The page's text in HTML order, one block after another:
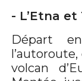
- L’Etna
Départ
volcan